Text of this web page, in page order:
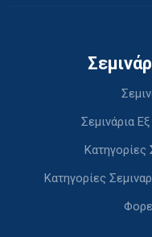
Σεμινάρια
Κατηγορίες
Κατηγορίες